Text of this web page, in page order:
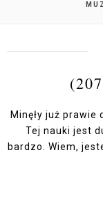
Minęły już
Tej nauki jest
bardzo. Wiem,